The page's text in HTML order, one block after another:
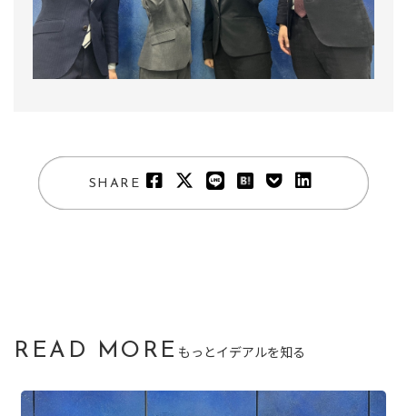
SHARE
READ MORE もっとイデアルを知る